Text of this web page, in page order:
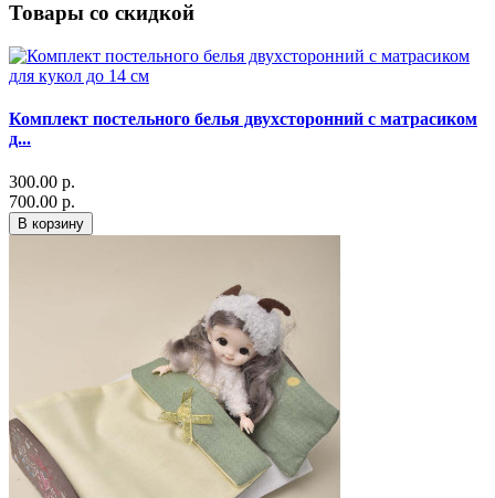
Товары со скидкой
Комплект постельного белья двухсторонний с матрасиком
д...
300.00 р.
700.00 р.
В корзину